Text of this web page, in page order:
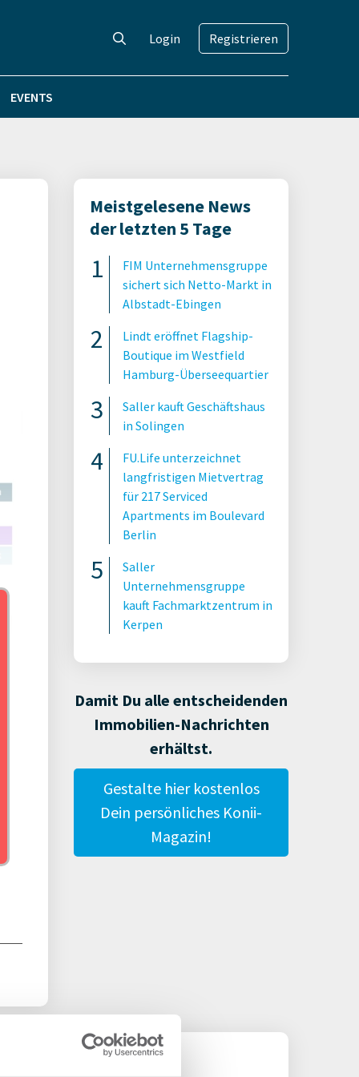
Login Registrieren
EVENTS
Meistgelesene News
der letzten 5 Tage
FIM Unternehmensgruppe
sichert sich Netto-Markt in
Albstadt-Ebingen
Lindt eröffnet Flagship-
Boutique im Westfield
Hamburg-Überseequartier
Saller kauft Geschäftshaus
in Solingen
FU.Life unterzeichnet
langfristigen Mietvertrag
für 217 Serviced
Apartments im Boulevard
Berlin
Saller
Unternehmensgruppe
kauft Fachmarktzentrum in
Kerpen
Damit Du alle entscheidenden
Immobilien-Nachrichten
erhältst.
Gestalte hier kostenlos
Dein persönliches Konii-
Magazin!